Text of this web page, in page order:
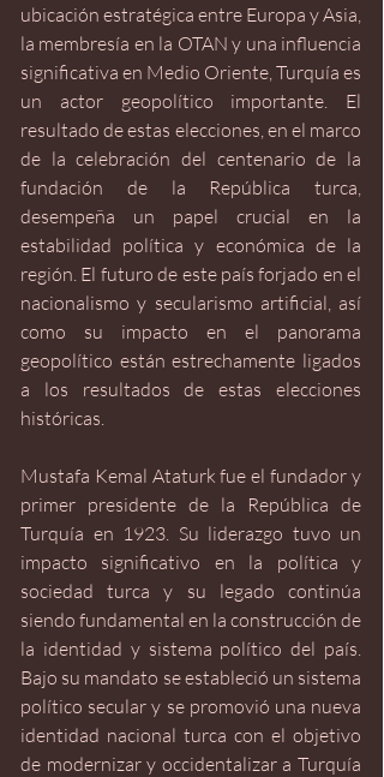
ubicación estratégica entre Europa y Asia,
la membresía en la OTAN y una influencia
significativa en Medio Oriente, Turquía es
un actor geopolítico importante. El
resultado de estas elecciones, en el marco
de la celebración del centenario de la
fundación de la República turca,
desempeña un papel crucial en la
estabilidad política y económica de la
región. El futuro de este país forjado en el
nacionalismo y secularismo artificial, así
como su impacto en el panorama
geopolítico están estrechamente ligados
a los resultados de estas elecciones
históricas.
Mustafa Kemal Ataturk fue el fundador y
primer presidente de la República de
Turquía en 1923. Su liderazgo tuvo un
impacto significativo en la política y
sociedad turca y su legado continúa
siendo fundamental en la construcción de
la identidad y sistema político del país.
Bajo su mandato se estableció un sistema
político secular y se promovió una nueva
identidad nacional turca con el objetivo
de modernizar y occidentalizar a Turquía